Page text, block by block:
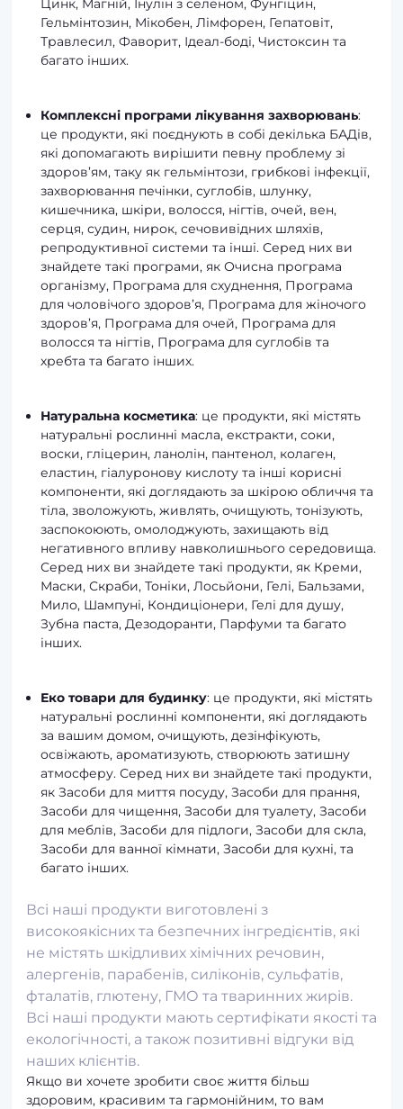
Гельмінтозин, Мікобен, Лімфорен, Гепатовіт,
Травлесил, Фаворит, Ідеал-боді, Чистоксин та
багато інших.
Комплексні програми лікування захворювань:
це продукти, які поєднують в собі декілька БАДів,
які допомагають вирішити певну проблему зі
здоров’ям, таку як гельмінтози, грибкові інфекції,
захворювання печінки, суглобів, шлунку,
кишечника, шкіри, волосся, нігтів, очей, вен,
серця, судин, нирок, сечовивідних шляхів,
репродуктивної системи та інші. Серед них ви
знайдете такі програми, як Очисна програма
організму, Програма для схуднення, Програма
для чоловічого здоров’я, Програма для жіночого
здоров’я, Програма для очей, Програма для
волосся та нігтів, Програма для суглобів та
хребта та багато інших.
Натуральна косметика: це продукти, які містять
натуральні рослинні масла, екстракти, соки,
воски, гліцерин, ланолін, пантенол, колаген,
еластин, гіалуронову кислоту та інші корисні
компоненти, які доглядають за шкірою обличчя та
тіла, зволожують, живлять, очищують, тонізують,
заспокоюють, омолоджують, захищають від
негативного впливу навколишнього середовища.
Серед них ви знайдете такі продукти, як Креми,
Маски, Скраби, Тоніки, Лосьйони, Гелі, Бальзами,
Мило, Шампуні, Кондиціонери, Гелі для душу,
Зубна паста, Дезодоранти, Парфуми та багато
інших.
Еко товари для будинку: це продукти, які містять
натуральні рослинні компоненти, які доглядають
за вашим домом, очищують, дезінфікують,
освіжають, ароматизують, створюють затишну
атмосферу. Серед них ви знайдете такі продукти,
як Засоби для миття посуду, Засоби для прання,
Засоби для чищення, Засоби для туалету, Засоби
для меблів, Засоби для підлоги, Засоби для скла,
Засоби для ванної кімнати, Засоби для кухні, та
багато інших.
Всі наші продукти виготовлені з
високоякісних та безпечних інгредієнтів, які
не містять шкідливих хімічних речовин,
алергенів, парабенів, силіконів, сульфатів,
фталатів, глютену, ГМО та тваринних жирів.
Всі наші продукти мають сертифікати якості та
екологічності, а також позитивні відгуки від
наших клієнтів.
Якщо ви хочете зробити своє життя більш
здоровим, красивим та гармонійним, то вам